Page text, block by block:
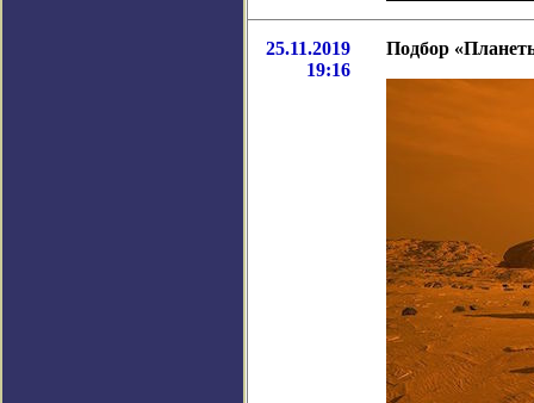
25.11.2019
19:16
Подбор